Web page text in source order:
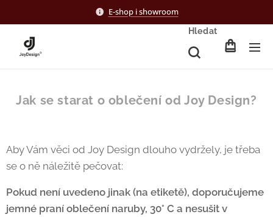
E-shop i showroom
Hledat
Jak se starat o oblečení od Joy Design?
Aby Vám věci od Joy Design dlouho vydržely, je třeba
se o ně náležitě pečovat:
Pokud není uvedeno jinak (na etiketě), doporučujeme
jemné praní oblečení naruby, 30° C a nesušit v